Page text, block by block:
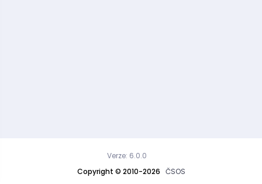
Copyright © 2010-2026 ČSOS
Verze: 6.0.0